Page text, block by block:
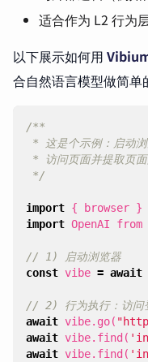
适合作为 L2 行为
以下展示如何用
合自然语言模型做简
*/
import { browser }
import OpenAI from
const vibe = await
await vibe. go(
await vibe. find (
await vibe. find (